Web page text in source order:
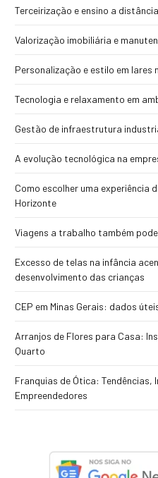
Terceirização e ensino a
Valorização imobiliária e
Personalização e estilo em lares
Tecnologia e relaxamento em
Gestão de infraestrutura
A evolução tecnológica na
Como escolher uma experiência
Horizonte
Viagens a trabalho também
Excesso de telas na infância
desenvolvimento das crianças
CEP em Minas Gerais: dados
Arranjos de Flores para Casa:
Quarto
Franquias de Ótica:
Empreendedores